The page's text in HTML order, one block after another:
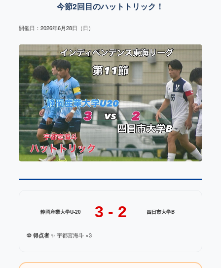
今節2回目のハットトリック！
開催日：2026年6月28日（日）
静岡産業大学U-20 3 - 2 四日市大学B
⚽️得点者✨ 宇都宮海斗 ×3